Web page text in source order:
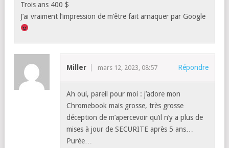
Trois ans 400 $
J’ai vraiment l’impression de m’être fait arnaquer par Google
Miller mars 12, 2023, 08:57 Répondre
Ah oui, pareil pour moi : j’adore mon
Chromebook mais grosse, très grosse
déception de m’apercevoir qu’il n’y a plus de
mises à jour de SECURITE après 5 ans…
Purée…